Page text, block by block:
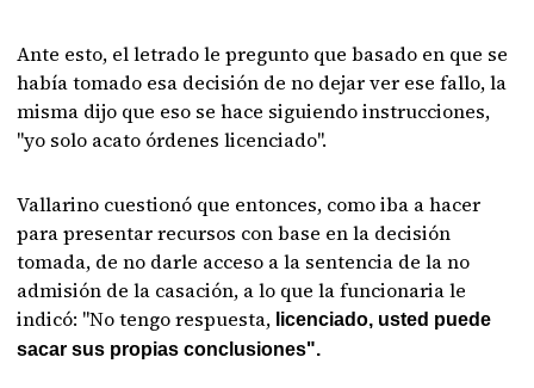
Ante esto, el letrado le pregunto que basado en que se
había tomado esa decisión de no dejar ver ese fallo, la
misma dijo que eso se hace siguiendo instrucciones,
"yo solo acato órdenes licenciado".
Vallarino cuestionó que entonces, como iba a hacer
para presentar recursos con base en la decisión
tomada, de no darle acceso a la sentencia de la no
admisión de la casación, a lo que la funcionaria le
indicó: "No tengo respuesta, licenciado, usted puede
sacar sus propias conclusiones".